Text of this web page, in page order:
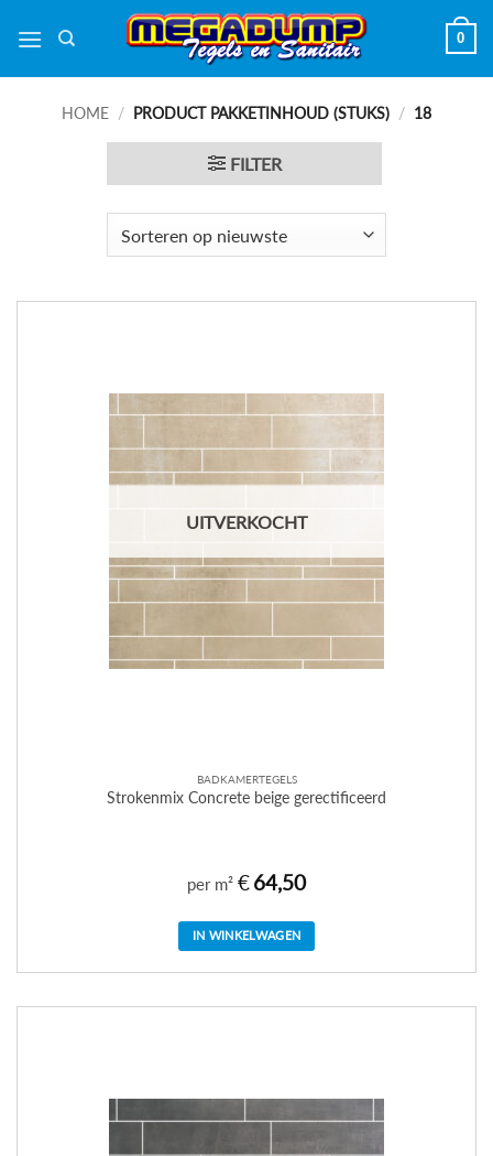
naar
0
HOME / PRODUCT PAKKETINHOUD (STUKS) / 18
FILTER
UITVERKOCHT
BADKAMERTEGELS
Strokenmix Concrete beige gerectificeerd
per m² €64,50
IN WINKELWAGEN